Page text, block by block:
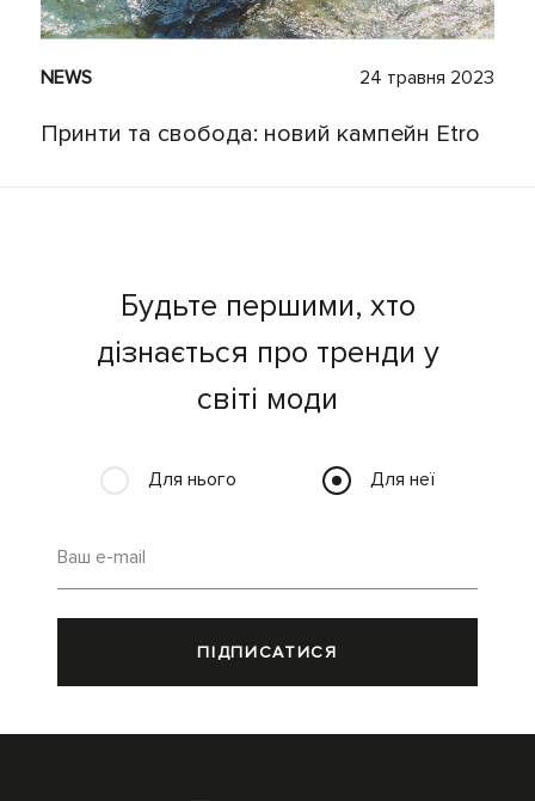
NEWS 24 травня 2023
Принти та свобода: новий кампейн Etro
Будьте першими, хто
дізнається про тренди у
світі моди
Для нього Для неї
Ваш e-mail
ПІДПИСАТИСЯ